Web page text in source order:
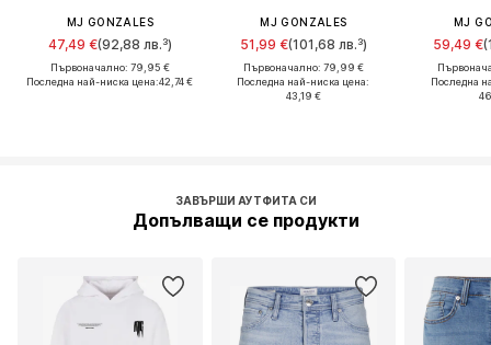
MJ GONZALES
47,49 €(92,88 лв.³)
Първоначално: 79,95 €
Последна най-ниска цена:42,74 €
MJ GONZALES
51,99 €(101,68 лв.³)
Първоначално: 79,99 €
Последна най-ниска цена:
43,19 €
MJ
59,49 €
Последна
ЗАВЪРШИ АУТФИТА СИ
Допълващи се продукти